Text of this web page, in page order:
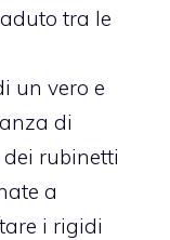
tra le
un vero e
di
rubinetti
a
i rigidi